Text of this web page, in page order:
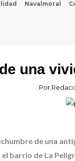
Navalmoral
una
Por
de una
barrio de La